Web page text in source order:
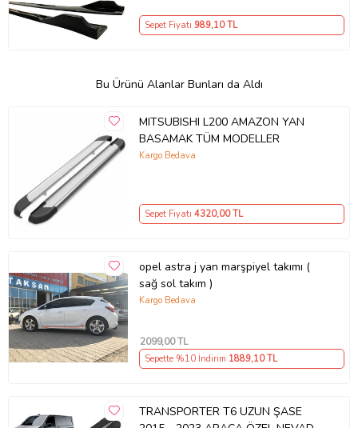
Sepet Fiyatı 989,10 TL
Bu Ürünü Alanlar Bunları da Aldı
MITSUBISHI L200 AMAZON YAN
BASAMAK TÜM MODELLER
Kargo Bedava
Sepet Fiyatı 4320,00 TL
opel astra j yan marşpiyel takımı (
sağ sol takım )
Kargo Bedava
2099,00 TL
Sepette %10 İndirim 1889,10 TL
TRANSPORTER T6 UZUN ŞASE